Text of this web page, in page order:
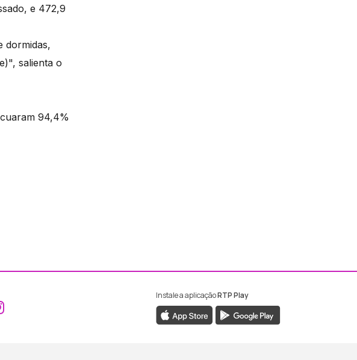
e 472,9
dormidas,
salienta o
94,4%
ao Facebook da RTP Madeira
Aceder ao Instagram da RTP Madeira
Instale a aplicaçãoRTP Play